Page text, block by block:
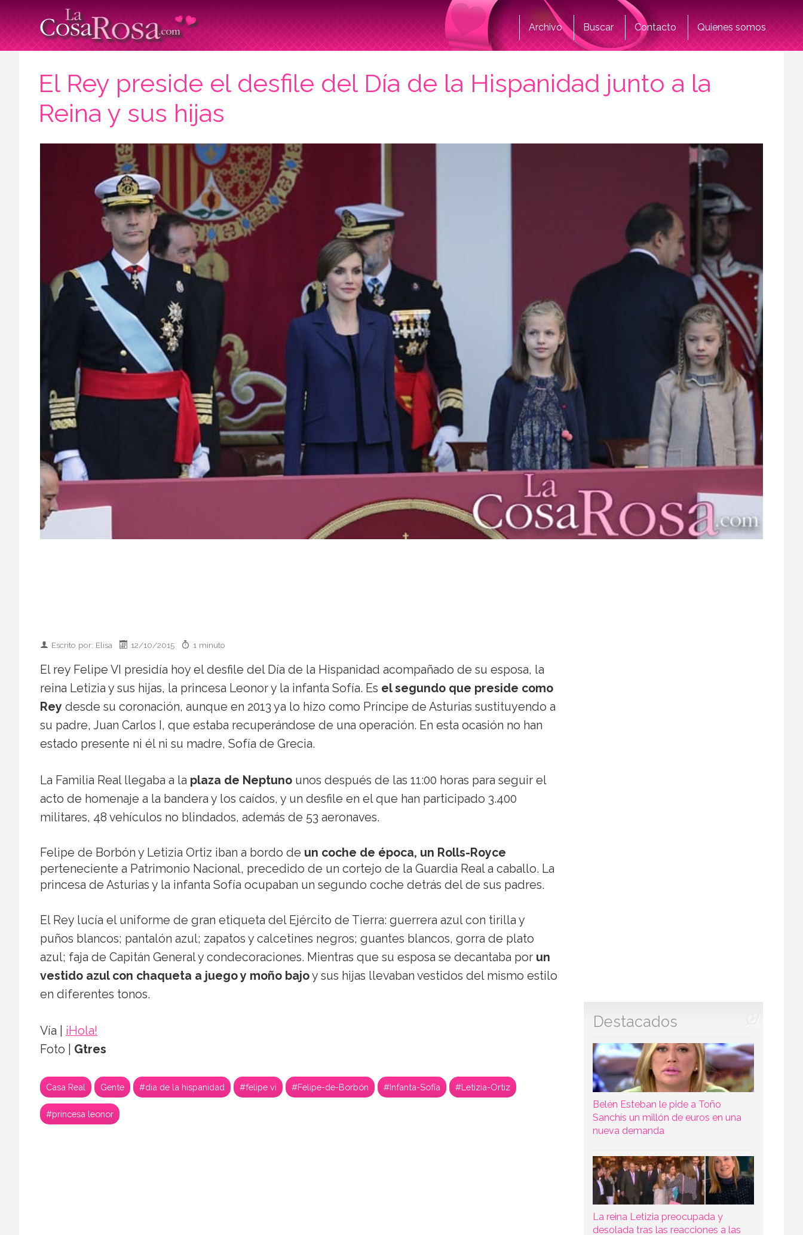
Archivo Buscar Contacto Quienes somos
El Rey preside el desfile del Día de la Hispanidad junto a la
Reina y sus hijas
Escrito por: Elisa 12/10/2015 1 minuto
El rey Felipe VI presidía hoy el desfile del Día de la Hispanidad acompañado de su esposa, la
reina Letizia y sus hijas, la princesa Leonor y la infanta Sofía. Es el segundo que preside como
Rey desde su coronación, aunque en 2013 ya lo hizo como Príncipe de Asturias sustituyendo a
su padre, Juan Carlos I, que estaba recuperándose de una operación. En esta ocasión no han
estado presente ni él ni su madre, Sofía de Grecia.
La Familia Real llegaba a la plaza de Neptuno unos después de las 11:00 horas para seguir el
acto de homenaje a la bandera y los caídos, y un desfile en el que han participado 3.400
militares, 48 vehículos no blindados, además de 53 aeronaves.
Felipe de Borbón y Letizia Ortiz iban a bordo de un coche de época, un Rolls-Royce
perteneciente a Patrimonio Nacional, precedido de un cortejo de la Guardia Real a caballo. La
princesa de Asturias y la infanta Sofía ocupaban un segundo coche detrás del de sus padres.
El Rey lucía el uniforme de gran etiqueta del Ejército de Tierra: guerrera azul con tirilla y
puños blancos; pantalón azul; zapatos y calcetines negros; guantes blancos, gorra de plato
azul; faja de Capitán General y condecoraciones. Mientras que su esposa se decantaba por un
vestido azul con chaqueta a juego y moño bajoy sus hijas llevaban vestidos del mismo estilo
en diferentes tonos.
Vía | ¡Hola!
Foto | Gtres
Casa Real Gente #dia de la hispanidad #felipe vi #Felipe-de-Borbón #Infanta-Sofía #Letizia-Ortiz
#princesa leonor
Destacados
Belén Esteban le pide a Toño
Sanchís un millón de euros en una
nueva demanda
La reina Letizia preocupada y
desolada tras las reacciones a las